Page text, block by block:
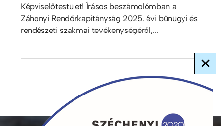
Képviselőtestület! Írásos beszámolómban a
Záhonyi Rendőrkapitányság 2025. évi bűnügyi és
rendészeti szakmai tevékenységéről,...
×